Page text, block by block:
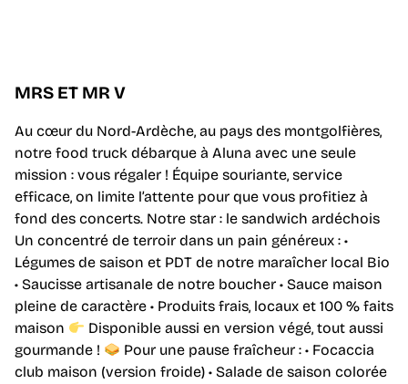
MRS ET MR V
Au cœur du Nord-Ardèche, au pays des montgolfières,
notre food truck débarque à Aluna avec une seule
mission : vous régaler ! Équipe souriante, service
efficace, on limite l’attente pour que vous profitiez à
fond des concerts. Notre star : le sandwich ardéchois
Un concentré de terroir dans un pain généreux : •
Légumes de saison et PDT de notre maraîcher local Bio
• Saucisse artisanale de notre boucher • Sauce maison
pleine de caractère • Produits frais, locaux et 100 % faits
maison
Disponible aussi en version végé, tout aussi
gourmande !
Pour une pause fraîcheur : • Focaccia
club maison (version froide) • Salade de saison colorée